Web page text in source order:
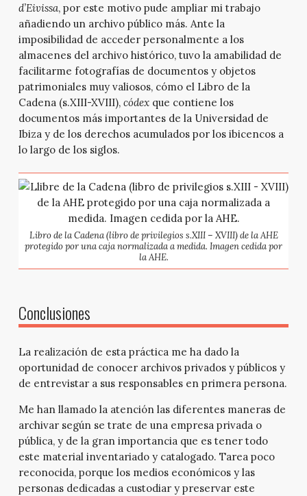
d’Eivissa, por este motivo pude ampliar mi trabajo
añadiendo un archivo público más. Ante la
imposibilidad de acceder personalmente a los
almacenes del archivo histórico, tuvo la amabilidad de
facilitarme fotografías de documentos y objetos
patrimoniales muy valiosos, cómo el Libro de la
Cadena (s.XIII-XVIII), códexque contiene los
documentos más importantes de la Universidad de
Ibiza y de los derechos acumulados por los ibicencos a
lo largo de los siglos.
Libro de la Cadena (libro de privilegios s.XIII – XVIII) de la AHE
protegido por una caja normalizada a medida. Imagen cedida por
la AHE.
Conclusiones
La realización de esta práctica me ha dado la
oportunidad de conocer archivos privados y públicos y
de entrevistar a sus responsables en primera persona.
Me han llamado la atención las diferentes maneras de
archivar según se trate de una empresa privada o
pública, y de la gran importancia que es tener todo
este material inventariado y catalogado. Tarea poco
reconocida, porque los medios económicos y las
personas dedicadas a custodiar y preservar este